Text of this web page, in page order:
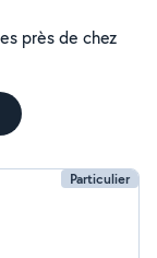
près de chez
Particulier